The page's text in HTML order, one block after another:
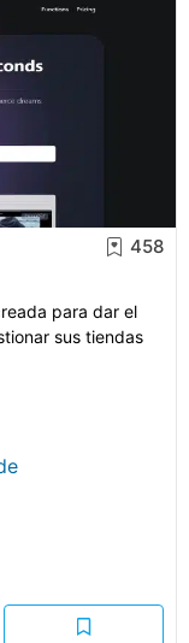
458
para dar el
sus tiendas